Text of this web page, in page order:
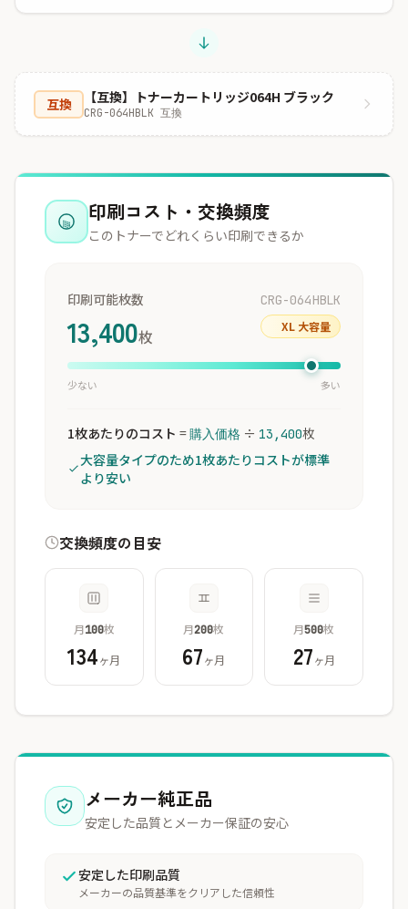
互換 【互換】トナーカートリッジ064H ブラック
CRG-064HBLK 互換
印刷コスト・交換頻度
このトナーでどれくらい印刷できるか
印刷可能枚数
13,400枚
CRG-064HBLK
XL 大容量
少ない 多い
1枚あたりのコスト =購入価格 ÷ 13,400枚
大容量タイプのため1枚あたりコストが標準
より安い
交換頻度の目安
月100枚
134ヶ月
月200枚
67ヶ月
月500枚
27ヶ月
メーカー純正品
安定した品質とメーカー保証の安心
安定した印刷品質
メーカーの品質基準をクリアした信頼性